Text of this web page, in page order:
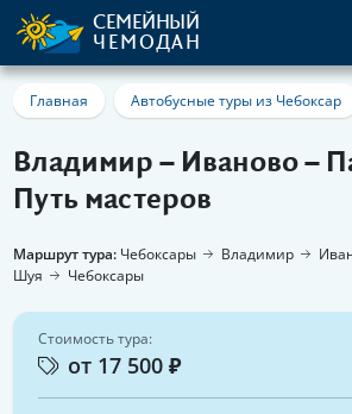
СЕМЕЙНЫЙ
ЧЕМОДАН
Главная Автобусные туры из Чебоксар
Владимир – Иваново –
Путь мастеров
Маршрут тура: Чебоксары Владимир
Шуя
Чебоксары
Стоимость тура:
от 17 500 ₽